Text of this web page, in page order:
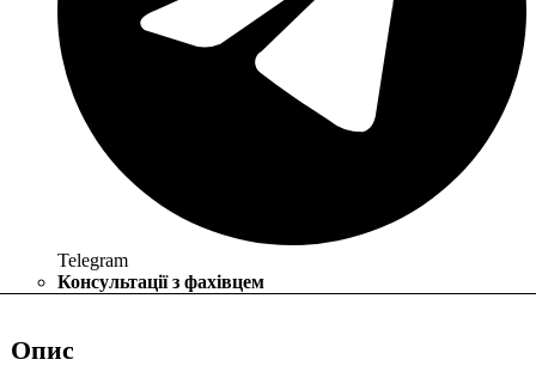
Telegram
Консультації з фахівцем
Опис